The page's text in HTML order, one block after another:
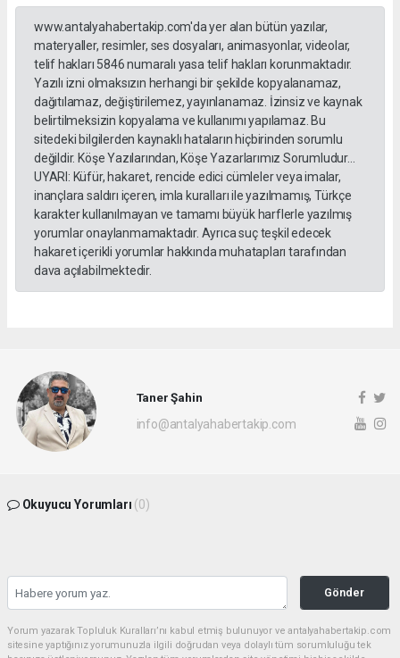
www.antalyahabertakip.com'da yer alan bütün yazılar,
materyaller, resimler, ses dosyaları, animasyonlar, videolar,
telif hakları 5846 numaralı yasa telif hakları korunmaktadır.
Yazılı izni olmaksızın herhangi bir şekilde kopyalanamaz,
dağıtılamaz, değiştirilemez, yayınlanamaz. İzinsiz ve kaynak
belirtilmeksizin kopyalama ve kullanımı yapılamaz. Bu
sitedeki bilgilerden kaynaklı hataların hiçbirinden sorumlu
değildir. Köşe Yazılarından, Köşe Yazarlarımız Sorumludur...
UYARI: Küfür, hakaret, rencide edici cümleler veya imalar,
inançlara saldırı içeren, imla kuralları ile yazılmamış, Türkçe
karakter kullanılmayan ve tamamı büyük harflerle yazılmış
yorumlar onaylanmamaktadır. Ayrıca suç teşkil edecek
hakaret içerikli yorumlar hakkında muhatapları tarafından
dava açılabilmektedir.
Taner Şahin
info@antalyahabertakip.com
Okuyucu Yorumları (0)
Gönder
Yorum yazarak Topluluk Kuralları’nı kabul etmiş bulunuyor ve antalyahabertakip.com
sitesine yaptığınız yorumunuzla ilgili doğrudan veya dolaylı tüm sorumluluğu tek